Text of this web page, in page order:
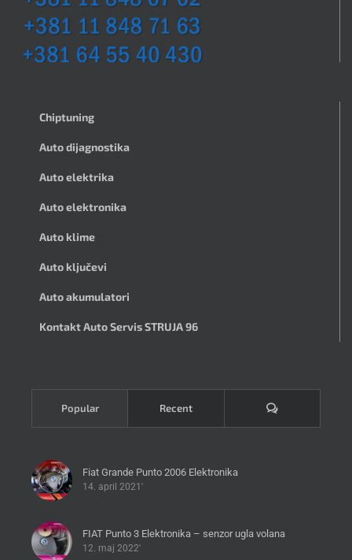
Chiptuning
Auto dijagnostika
Auto elektrika
Auto elektronika
Auto klime
Auto ključevi
Auto akumulatori
Kontakt Auto Servis STRUJA 96
Popular Recent Komentari
Fiat Grande Punto 2006 Elektronika
14. april 2021'
FIAT Punto 3 Elektronika – senzor ugla volana
12. maj 2022'